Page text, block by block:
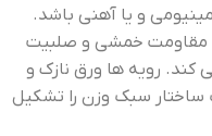
و یا آهنی باشد.
مقاومت خمشی و صلبیت
کند. رویه ها ورق نازک و
سبک وزن را تشکیل